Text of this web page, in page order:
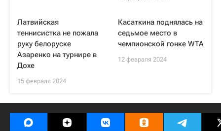
Латвийская
теннисистка не пожала
руку белоруске
Азаренко на турнире в
Дохе
15 февраля 2024
Касаткина поднялась на
седьмое место в
чемпионской гонке WTA
12 февраля 2024